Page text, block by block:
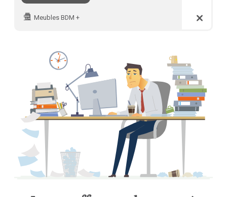
Meubles BDM +